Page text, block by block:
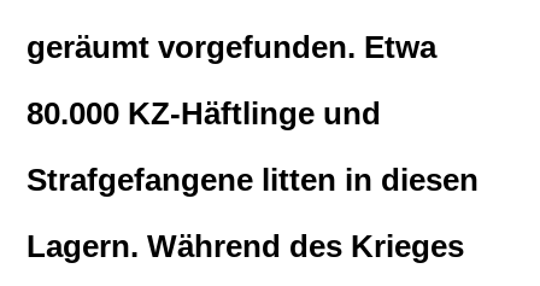
geräumt vorgefunden. Etwa
80.000 KZ-Häftlinge und
Strafgefangene litten in diesen
Lagern. Während des Krieges